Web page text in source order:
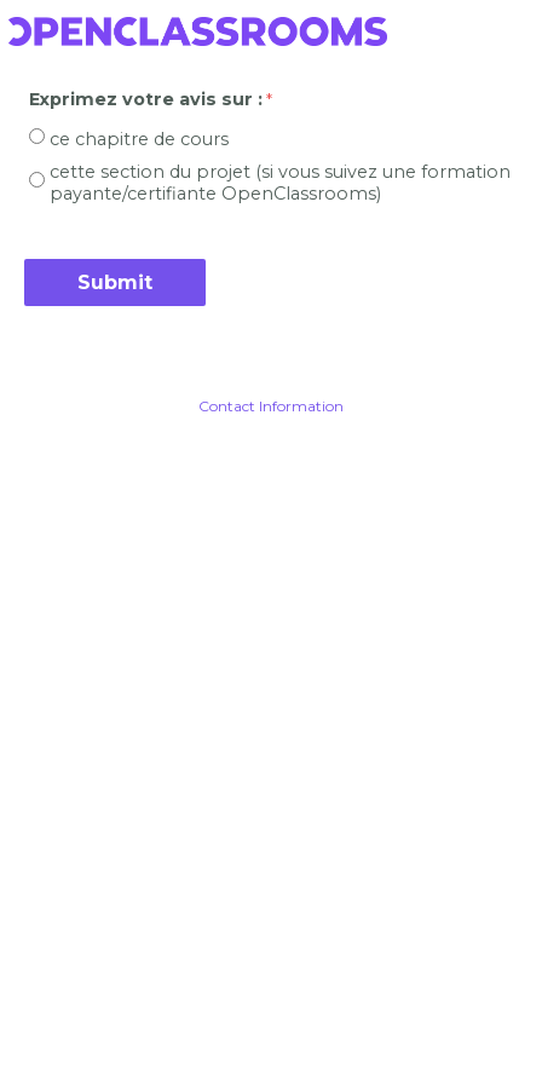
Exprimez votre avis sur :
ce chapitre de cours
cette section du projet (si vous suivez une formation
payante/certifiante OpenClassrooms)
Contact Information